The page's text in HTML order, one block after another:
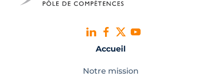
Accueil
Notre mission